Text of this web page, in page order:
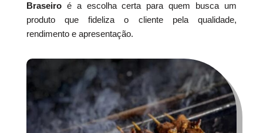
Braseiroé a escolha certa para quem busca um
produto que fideliza o cliente pela qualidade,
rendimento e apresentação.